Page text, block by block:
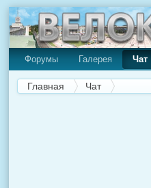
Форумы Галерея Чат
Главная Чат